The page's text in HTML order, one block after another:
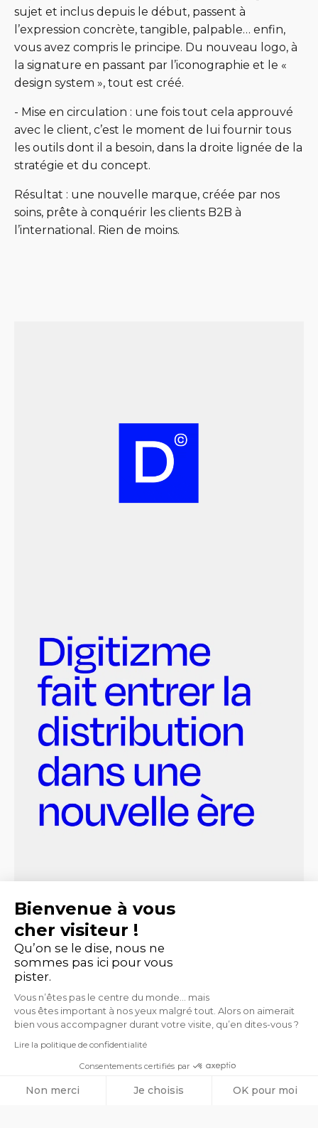
Bienvenue à vous
cher visiteur !
Qu’on se le dise, nous ne
sommes pas ici pour vous
pister.
Vous n’êtes pas le centre du monde… mais
vous êtes important à nos yeux malgré tout. Alors on aimerait
bien vous accompagner durant votre visite, qu’en dites-vous ?
Lire la politique de confidentialité
Consentements certifiés par
Non merci Je choisis OK pour moi
sujet et inclus depuis le début, passent à
l’expression concrète, tangible, palpable… enfin,
vous avez compris le principe. Du nouveau logo, à
la signature en passant par l’iconographie et le «
design system », tout est créé.
- Mise en circulation : une fois tout cela approuvé
avec le client, c’est le moment de lui fournir tous
les outils dont il a besoin, dans la droite lignée de la
stratégie et du concept.
Résultat : une nouvelle marque, créée par nos
soins, prête à conquérir les clients B2B à
l’international. Rien de moins.